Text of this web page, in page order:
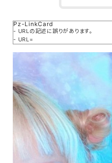
Pz-LinkCard
- URLの記述に誤りがあります。
- URL=